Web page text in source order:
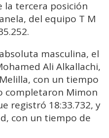
la tercera posición
del equipo T M
masculina, el
Ali Alkallachi,
con un tiempo
completaron Mimon
registró 18:33.732, y
con un tiempo de